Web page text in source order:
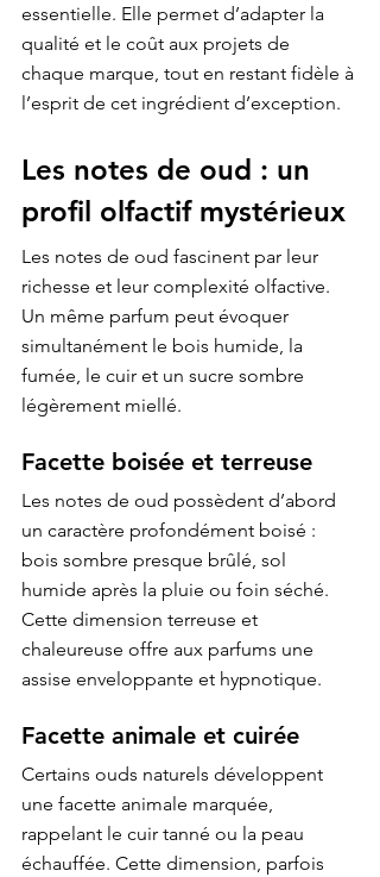
essentielle. Elle permet d’adapter la
qualité et le coût aux projets de
chaque marque, tout en restant fidèle à
l’esprit de cet ingrédient d’exception.
Les notes de oud : un
profil olfactif mystérieux
Les notes de oud fascinent par leur
richesse et leur complexité olfactive.
Un même parfum peut évoquer
simultanément le bois humide, la
fumée, le cuir et un sucre sombre
légèrement miellé.
Facette boisée et terreuse
Les notes de oud possèdent d’abord
un caractère profondément boisé :
bois sombre presque brûlé, sol
humide après la pluie ou foin séché.
Cette dimension terreuse et
chaleureuse offre aux parfums une
assise enveloppante et hypnotique.
Facette animale et cuirée
Certains ouds naturels développent
une facette animale marquée,
rappelant le cuir tanné ou la peau
échauffée. Cette dimension, parfois